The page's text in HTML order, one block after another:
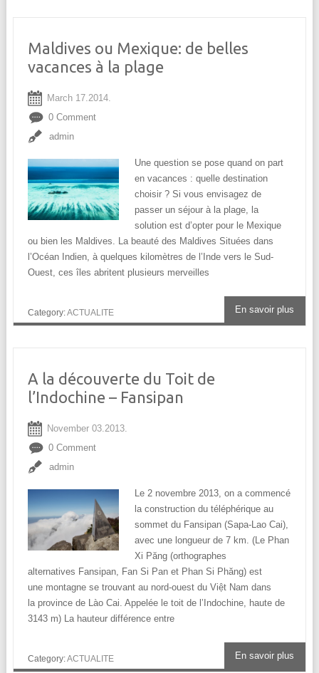
Maldives ou Mexique: de belles
vacances à la plage
March 17.2014.
0 Comment
admin
Une question se pose quand on part
en vacances : quelle destination
choisir ? Si vous envisagez de
passer un séjour à la plage, la
solution est d’opter pour le Mexique
ou bien les Maldives. La beauté des Maldives Situées dans
l’Océan Indien, à quelques kilomètres de l’Inde vers le Sud-
Ouest, ces îles abritent plusieurs merveilles
Category:ACTUALITE En savoir plus
A la découverte du Toit de
l’Indochine – Fansipan
November 03.2013.
0 Comment
admin
Le 2 novembre 2013, on a commencé
la construction du téléphérique au
sommet du Fansipan (Sapa-Lao Cai),
avec une longueur de 7 km. (Le Phan
Xi Păng (orthographes
alternatives Fansipan, Fan Si Pan et Phan Si Phăng) est
une montagne se trouvant au nord-ouest du Việt Nam dans
la province de Lào Cai. Appelée le toit de l’Indochine, haute de
3143 m) La hauteur différence entre
Category:ACTUALITE En savoir plus